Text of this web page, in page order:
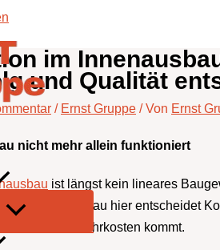
im
und Qualität
/ Ernst Gruppe / Von Ernst
nicht mehr allein funktioniert
ist längst kein lineares
Genau hier entscheidet
und Mehrkosten kommt.